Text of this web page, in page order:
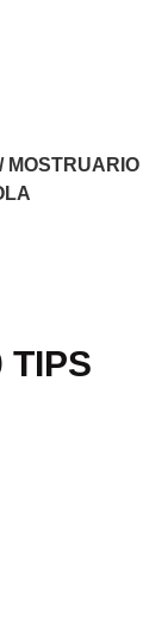
/ MOSTRUARIO
TIPS